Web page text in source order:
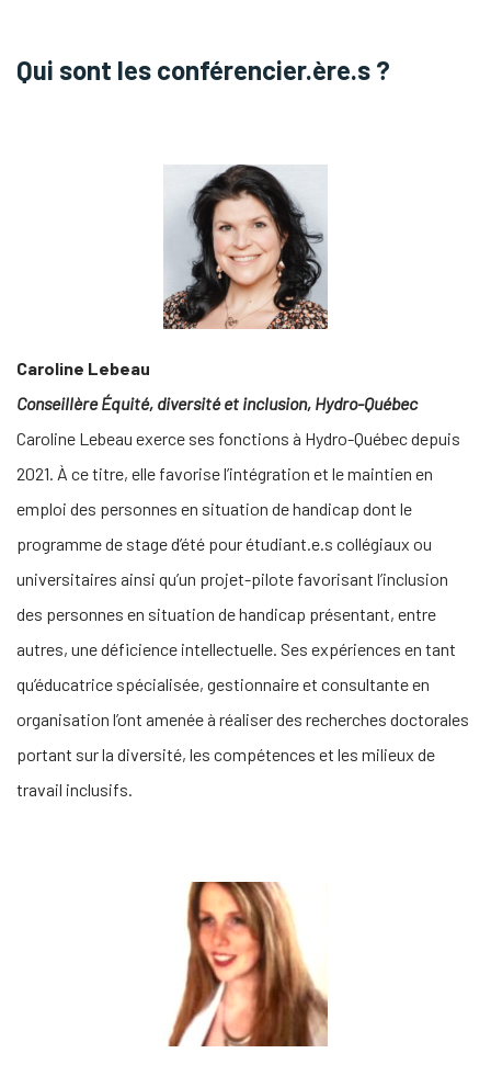
Qui sont les conférencier.ère.s ?
Caroline Lebeau
Conseillère Équité, diversité et inclusion, Hydro-Québec
Caroline Lebeau exerce ses fonctions à Hydro-Québec depuis
2021. À ce titre, elle favorise l’intégration et le maintien en
emploi des personnes en situation de handicap dont le
programme de stage d’été pour étudiant.e.s collégiaux ou
universitaires ainsi qu’un projet-pilote favorisant l’inclusion
des personnes en situation de handicap présentant, entre
autres, une déficience intellectuelle. Ses expériences en tant
qu’éducatrice spécialisée, gestionnaire et consultante en
organisation l’ont amenée à réaliser des recherches doctorales
portant sur la diversité, les compétences et les milieux de
travail inclusifs.